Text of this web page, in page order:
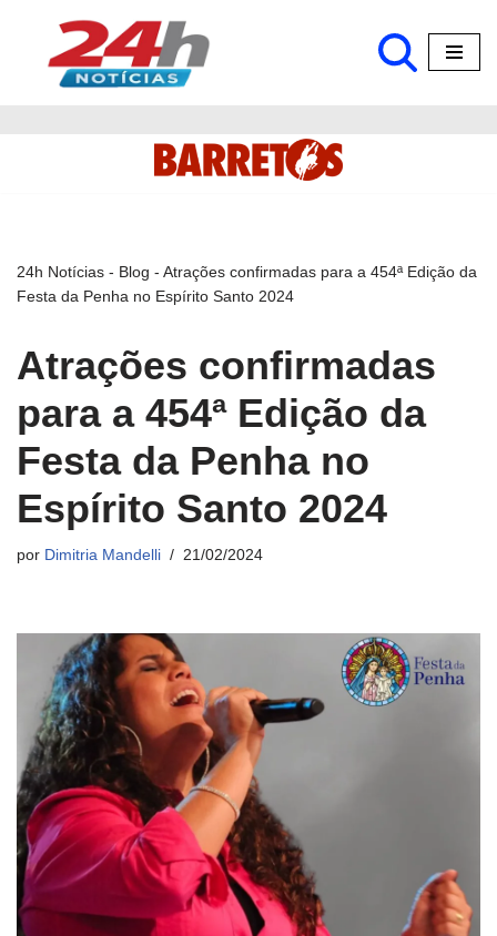
Pular
24h Notícias - Blog - Atrações confirmadas para a 454ª Edição da
Festa da Penha no Espírito Santo 2024
Atrações confirmadas
para a 454ª Edição da
Festa da Penha no
Espírito Santo 2024
por Dimitria Mandelli 21/02/2024